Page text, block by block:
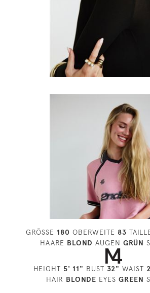
GRÖSSE 180 OBERWEITE 83
HAARE BLOND AUGEN GRÜN
HEIGHT 5' 11" BUST 32" WAIST
HAIR BLONDE EYES GREEN